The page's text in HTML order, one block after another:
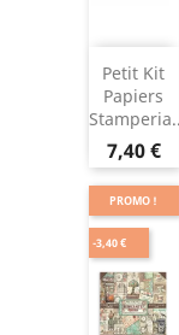
Petit Kit
Papiers
7,40 €
PROMO !
-3,40 €